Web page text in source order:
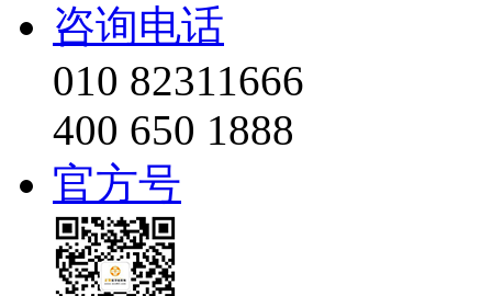
咨询电话
010 82311666
400 650 1888
官方号